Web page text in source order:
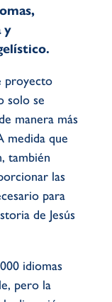
y
proyecto
solo se
manera más
medida que
también
las
para
de Jesús
idiomas
pero la